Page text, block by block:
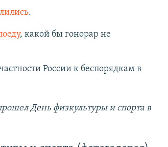
.
, какой бы гонорар не
России к беспорядкам в
День физкультуры и спорта в